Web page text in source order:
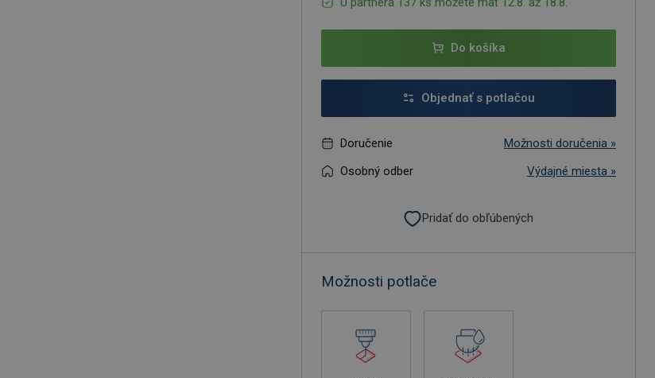
Do košíka
Objednať s potlačou
Doručenie
Možnosti doručenia »
Osobný odber
Výdajné miesta »
Pridať do obľúbených
Možnosti potlače